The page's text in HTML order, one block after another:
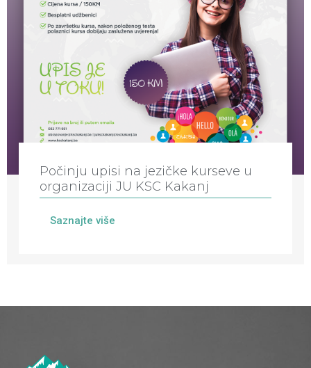
Počinju upisi na jezičke kurseve u
organizaciji JU KSC Kakanj
Saznajte više